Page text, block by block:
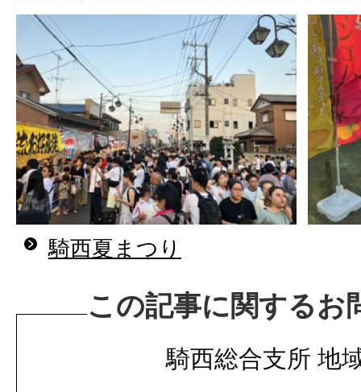
騎西夏まつり
この記事に関するお
騎西総合支所 地